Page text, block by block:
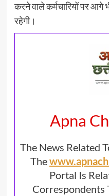
करने वाले कर्मचारियों पर आगे
रहेगी।
Apna
The News Related
The
Portal Is
Correspondents